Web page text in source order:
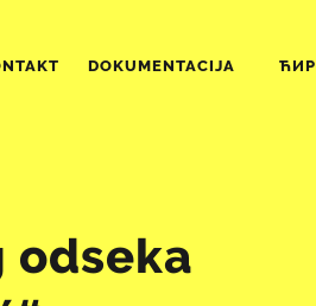
DOKUMENTACIJA ЋИР
odseka